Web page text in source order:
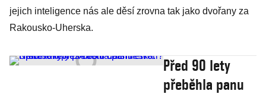
jejich inteligence nás ale děsí zrovna tak jako dvořany za
Rakousko-Uherska.
Před 90 lety
přeběhla panu